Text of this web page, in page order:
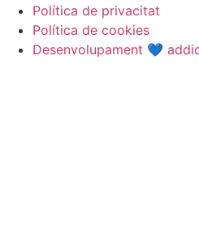
Política de privacitat
Política de cookies
Desenvolupament 💙